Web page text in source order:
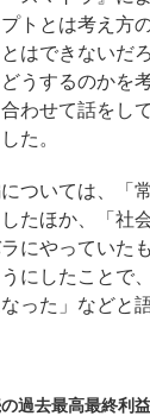
トとは考え方
はできないだ
うするのかを
わせて話をし
た。
ついては、「
たほか、「社
にやっていた
にしたことで
った」などと語
過去最高最終利益